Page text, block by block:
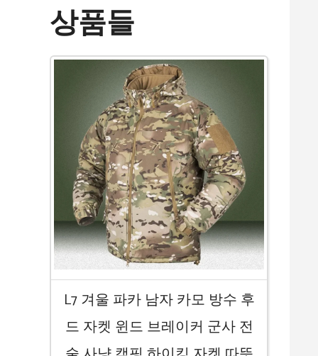
상품들
L7 겨울 파카 남자 카모 방수 후
드 자켓 윈드 브레이커 군사 전